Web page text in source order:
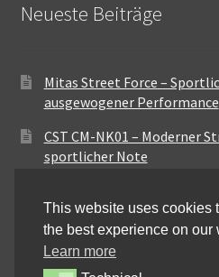
Neueste Beiträge
Mitas Street Force –
ausgewogener Performance
CST CM-NK01 – Moderner
sportlicher Note
Maxxis MA-ST3 –
für vielseitige Einsätze
Pirelli City Demon –
Alltag
This website uses cookies
the best experience on our
Learn more